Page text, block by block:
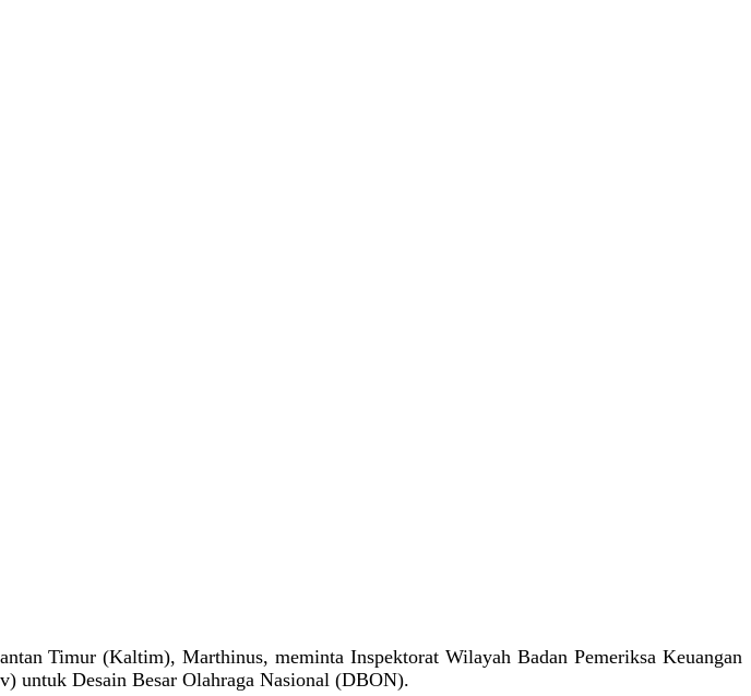
Timur (Kaltim), Marthinus, meminta Inspektorat Wilayah Badan Pemeriksa Keuangan
untuk Desain Besar Olahraga Nasional (DBON).